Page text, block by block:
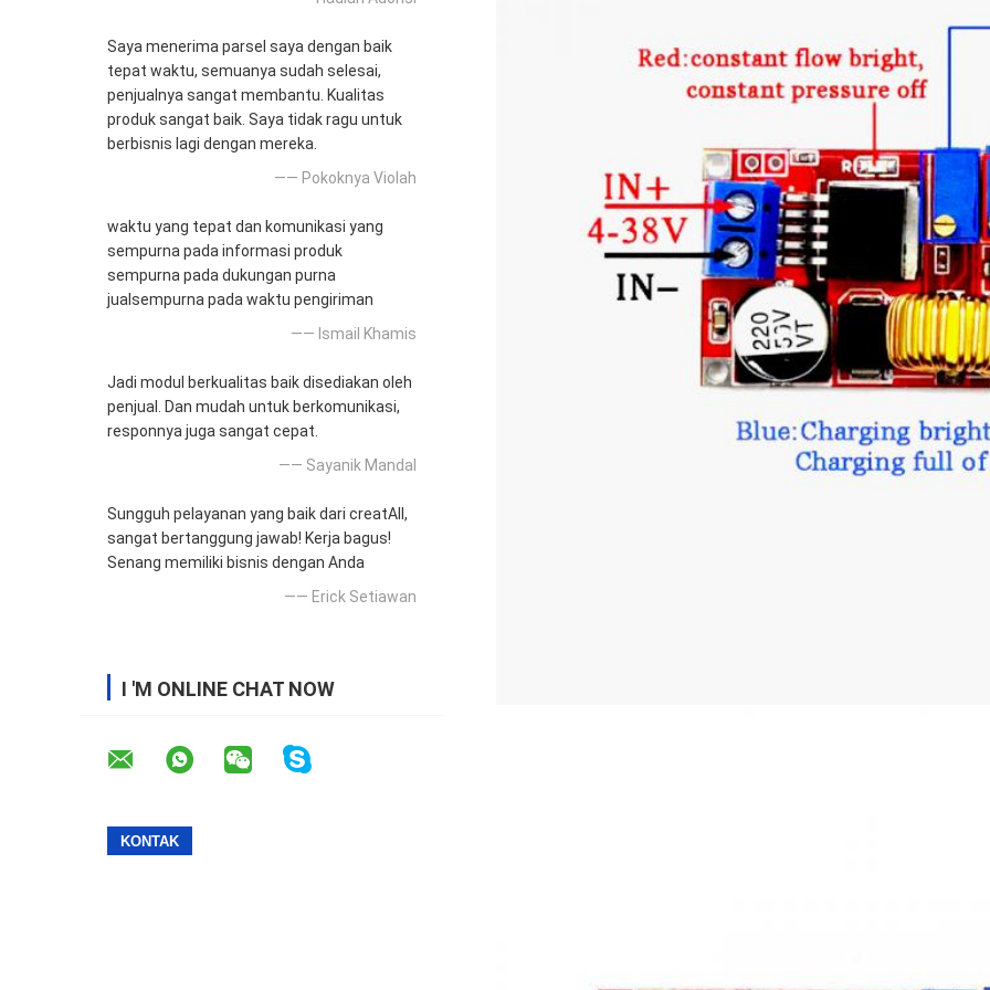
Saya menerima parsel saya dengan baik
tepat waktu, semuanya sudah selesai,
penjualnya sangat membantu. Kualitas
produk sangat baik. Saya tidak ragu untuk
berbisnis lagi dengan mereka.
—— Pokoknya Violah
waktu yang tepat dan komunikasi yang
sempurna pada informasi produk
sempurna pada dukungan purna
jualsempurna pada waktu pengiriman
—— Ismail Khamis
Jadi modul berkualitas baik disediakan oleh
penjual. Dan mudah untuk berkomunikasi,
responnya juga sangat cepat.
—— Sayanik Mandal
Sungguh pelayanan yang baik dari creatAll,
sangat bertanggung jawab! Kerja bagus!
Senang memiliki bisnis dengan Anda
—— Erick Setiawan
I 'M ONLINE CHAT NOW